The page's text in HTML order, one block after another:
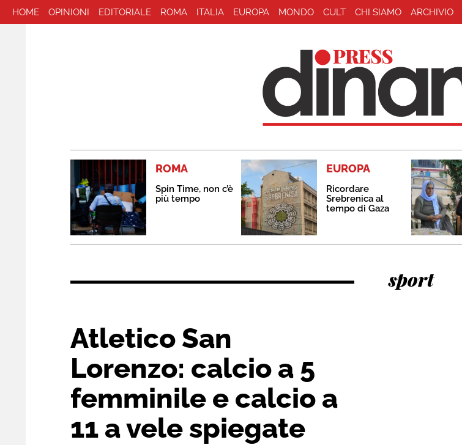
HOME OPINIONI EDITORIALE ROMA ITALIA EUROPA MONDO CULT CHI SIAMO ARCHIVIO
ROMA
Spin Time, non c’è
più tempo
EUROPA
Ricordare
Srebrenica al
tempo di Gaza
sport
Atletico San
Lorenzo: calcio a 5
femminile e calcio a
11 a vele spiegate